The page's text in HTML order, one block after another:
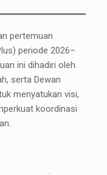
pertemuan
periode 2026–
ini dihadiri oleh
serta Dewan
menyatukan visi,
koordinasi